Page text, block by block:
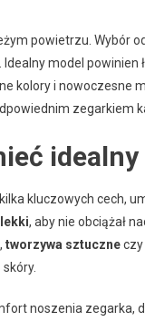
powietrzu. Wybór
model powinien
kolory i nowoczesne
zegarkiem
kluczowych cech,
lekki, aby nie obciążał
, tworzywa sztuczneczy
noszenia zegarka,